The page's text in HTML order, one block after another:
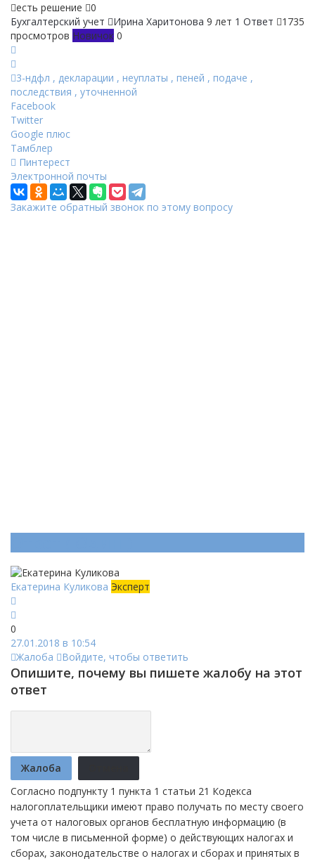
есть решение
0
Бухгалтерский учет
Ирина Харитонова 9 лет 1 Ответ
1735
просмотров Новичок 0
3-ндфл , декларации , неуплаты , пеней , подаче ,
последствия , уточненной
Facebook
Twitter
Google плюс
Тамблер
Пинтерест
Электронной почты
Закажите обратный звонок по этому вопросу
Екатерина Куликова Эксперт
0
27.01.2018 в 10:54
Жалоба
Войдите, чтобы ответить
Опишите, почему вы пишете жалобу на этот
ответ
Жалоба
Согласно подпункту 1 пункта 1 статьи 21 Кодекса
налогоплательщики имеют право получать по месту своего
учета от налоговых органов бесплатную информацию (в
том числе в письменной форме) о действующих налогах и
сборах, законодательстве о налогах и сборах и принятых в